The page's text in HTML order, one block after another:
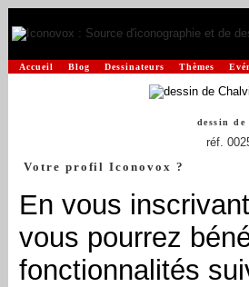
Accueil Blog Dessinateurs Thèmes
dessin de
réf.
Votre profil Iconovox ?
En vous
vous pourrez
fonctionnalités